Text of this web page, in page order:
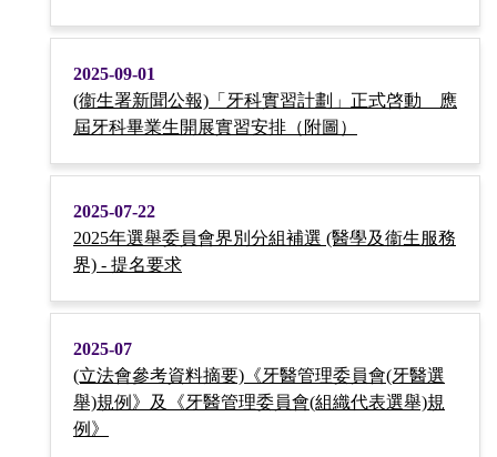
2025-09-01
(衞生署新聞公報)「牙科實習計劃」正式啓動 應
屆牙科畢業生開展實習安排（附圖）
2025-07-22
2025年選舉委員會界別分組補選 (醫學及衞生服務
界) - 提名要求
2025-07
(立法會參考資料摘要)《牙醫管理委員會(牙醫選
舉)規例》及《牙醫管理委員會(組織代表選舉)規
例》